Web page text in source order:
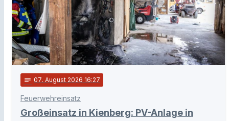
notes 07. August 2026 16:27
Feuerwehreinsatz
Großeinsatz in Kienberg: PV-Anlage in